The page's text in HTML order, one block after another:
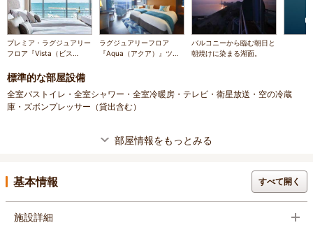
プレミア・ラグジュアリー
フロア『Vista（ビス
ラグジュアリーフロア
『Aqua（アクア）』ツイ
バルコニーから臨む朝日と
朝焼けに染まる湖面。
標準的な部屋設備
全室バストイレ・全室シャワー・全室冷暖房・テレビ・衛星放送・空の冷蔵
庫・ズボンプレッサー（貸出含む）
部屋情報をもっとみる
基本情報 すべて開く
施設詳細